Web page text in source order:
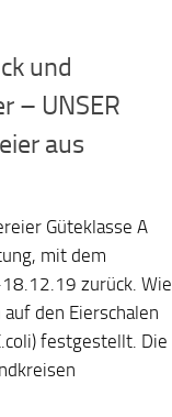
und
– UNSER
aus
Güteklasse A
mit dem
zurück. Wie
den Eierschalen
festgestellt. Die